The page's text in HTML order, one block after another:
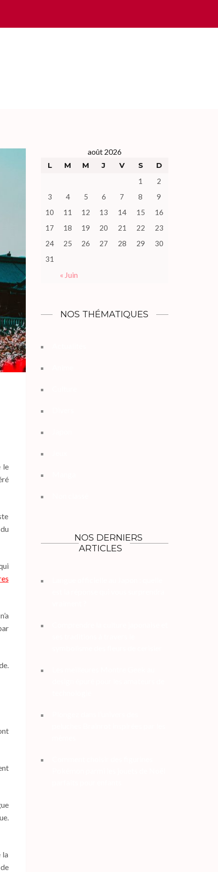
le
la
août 2026
L
M M J V S D
1
2
3
4 5 6 7 8
9
10
11 12 13 14 15
16
17
18 19 20 21 22
23
24
25 26 27 28 29
30
31
« Juin
NOS THÉMATIQUES
NOS DERNIERS
ARTICLES